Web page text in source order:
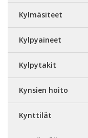
Kylmäsiteet
Kylpyaineet
Kylpytakit
Kynsien hoito
Kynttilät